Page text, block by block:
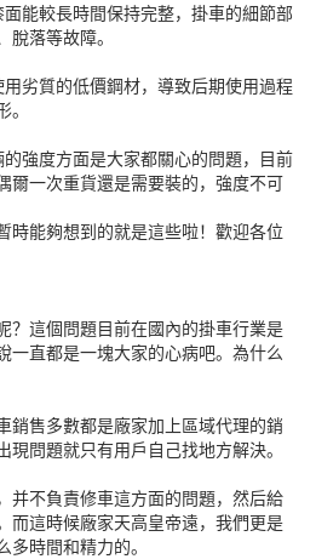
面能較長時間保持完整，掛車的細節部
脫落等故障。
用劣質的低價鋼材，導致后期使用過程
。
的強度方面是大家都關心的問題，目前
爾一次重貨還是需要裝的，強度不可
時能夠想到的就是這些啦！歡迎各位
？這個問題目前在國內的掛車行業是
一直都是一塊大家的心病吧。為什么
銷售多數都是廠家加上區域代理的銷
問題就只有用戶自己找地方解決。
并不負責修車這方面的問題，然后給
而這時候廠家天高皇帝遠，我們更是
多時間和精力的。